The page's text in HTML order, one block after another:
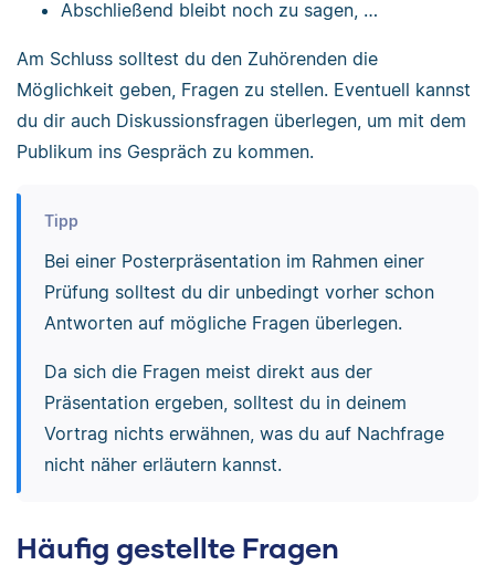
Abschließend bleibt noch zu sagen, …
Am Schluss solltest du den Zuhörenden die
Möglichkeit geben, Fragen zu stellen. Eventuell kannst
du dir auch Diskussionsfragen überlegen, um mit dem
Publikum ins Gespräch zu kommen.
Tipp
Bei einer Posterpräsentation im Rahmen einer
Prüfung solltest du dir unbedingt vorher schon
Antworten auf mögliche Fragen überlegen.
Da sich die Fragen meist direkt aus der
Präsentation ergeben, solltest du in deinem
Vortrag nichts erwähnen, was du auf Nachfrage
nicht näher erläutern kannst.
Häufig gestellte Fragen